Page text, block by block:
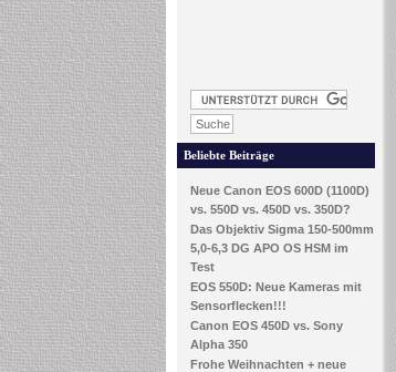
Beliebte Beiträge
Neue Canon EOS 600D (1100D)
vs. 550D vs. 450D vs. 350D?
Das Objektiv Sigma 150-500mm
5,0-6,3 DG APO OS HSM im
Test
EOS 550D: Neue Kameras mit
Sensorflecken!!!
Canon EOS 450D vs. Sony
Alpha 350
Frohe Weihnachten + neue